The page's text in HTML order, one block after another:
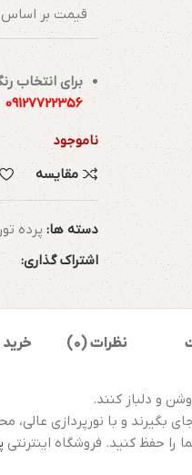
قیمت بر اساس
برای انتخاب
09127722356
ناموجود
مقایسه
دسته ها: پرده
اشتراک گذاری:
نظرات (0)
و دلباز کنند.
بگیرند و با نورپردازی
حفظ کنید. فروشگاه اینترنتی